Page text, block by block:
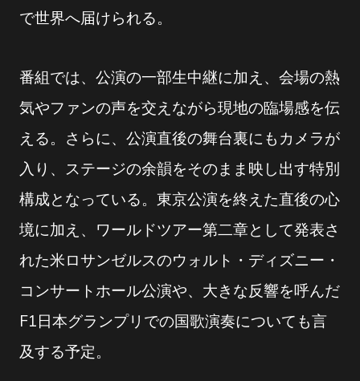
で世界へ届けられる。
番組では、公演の一部生中継に加え、会場の熱
気やファンの声を交えながら現地の臨場感を伝
える。さらに、公演直後の舞台裏にもカメラが
入り、ステージの余韻をそのまま映し出す特別
構成となっている。東京公演を終えた直後の心
境に加え、ワールドツアー第二章として発表さ
れた米ロサンゼルスのウォルト・ディズニー・
コンサートホール公演や、大きな反響を呼んだ
F1日本グランプリでの国歌演奏についても言
及する予定。